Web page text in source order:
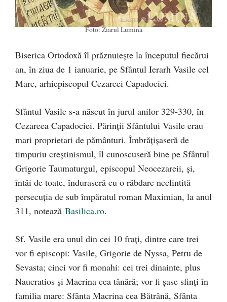
Foto: Ziarul Lumina
Biserica Ortodoxă îl prăznuiește la începutul fiecărui
an, în ziua de 1 ianuarie, pe Sfântul Ierarh Vasile cel
Mare, arhiepiscopul Cezareei Capadociei.
Sfântul Vasile s-a născut în jurul anilor 329-330, în
Cezareea Capadociei. Părinții Sfântului Vasile erau
mari proprietari de pământuri. Îmbrățișaseră de
timpuriu creștinismul, îl cunoscuseră bine pe Sfântul
Grigorie Taumaturgul, episcopul Neocezareii, și,
întâi de toate, înduraseră cu o răbdare neclintită
persecuția de sub împăratul roman Maximian, la anul
311, notează Basilica.ro.
Sf. Vasile era unul din cei 10 frați, dintre care trei
vor fi episcopi: Vasile, Grigorie de Nyssa, Petru de
Sevasta; cinci vor fi monahi: cei trei dinainte, plus
Naucratios și Macrina cea tânără; vor fi șase sfinți în
familia mare: Sfânta Macrina cea Bătrână, Sfânta